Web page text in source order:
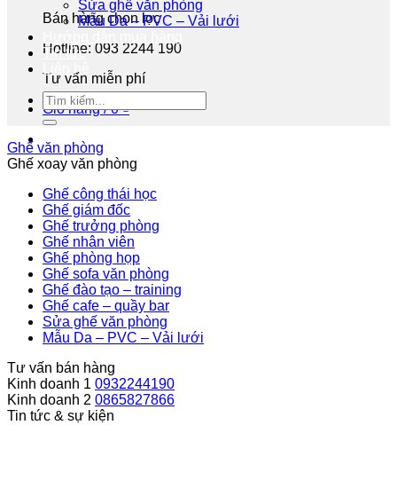
Bán hàng chọn lọc
Hotline: 093 2244 190
Tư vấn miễn phí
Giỏ hàng /0₫
Sửa ghế văn phòng
Mẫu Da – PVC – Vải lưới
Tin tức
Liên hệ
Ghế văn phòng
Ghế xoay văn phòng
Ghế công thái học
Ghế giám đốc
Ghế trưởng phòng
Ghế nhân viên
Ghế phòng họp
Ghế sofa văn phòng
Ghế đào tạo – training
Ghế cafe – quầy bar
Sửa ghế văn phòng
Mẫu Da – PVC – Vải lưới
Tư vấn bán hàng
Kinh doanh 1 0932244190
Kinh doanh 2 0865827866
Tin tức & sự kiện